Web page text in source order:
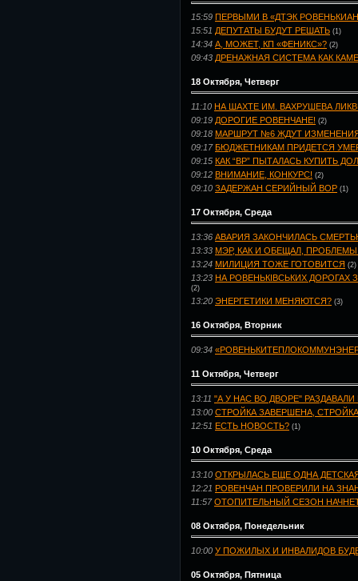
15:59 ПЕРВЫМИ В «ДТЭК
15:51 ДЕПУТАТЫ БУДУТ РЕШАТЬ (1)
14:34 А, МОЖЕТ, КП «ФЕНИКС»? (2)
09:43 ДРЕНАЖНАЯ СИСТЕМА КАК
18 Октября, Четверг
11:10 НА ШАХТЕ ИМ. ВАХРУШЕВА
09:19 ДОРОГИЕ РОВЕНЧАНЕ! (2)
09:18 МАРШРУТ №6 ЖДУТ
09:17 БЮДЖЕТНИКАМ ПРИДЕТСЯ
09:15 КАК “ВР” ПЫТАЛАСЬ КУПИТЬ
09:12 ВНИМАНИЕ, КОНКУРС! (2)
09:10 ЗАДЕРЖАН СЕРИЙНЫЙ ВОР (1)
17 Октября, Среда
13:36 АВАРИЯ ЗАКОНЧИЛАСЬ
13:33 МЭР, КАК И ОБЕЩАЛ,
13:24 МИЛИЦИЯ ТОЖЕ ГОТОВИТСЯ (2)
13:23 НА РОВЕНЬКІВСЬКИХ ДОРОГАХ
(2)
13:20 ЭНЕРГЕТИКИ МЕНЯЮТСЯ? (3)
16 Октября, Вторник
09:34
11 Октября, Четверг
13:11 "А У НАС ВО ДВОРЕ"
13:00 СТРОЙКА ЗАВЕРШЕНА,
12:51 ЕСТЬ НОВОСТЬ? (1)
10 Октября, Среда
13:10 ОТКРЫЛАСЬ ЕЩЕ ОДНА
12:21 РОВЕНЧАН ПРОВЕРИЛИ НА
11:57 ОТОПИТЕЛЬНЫЙ СЕЗОН
08 Октября, Понедельник
10:00 У ПОЖИЛЫХ И ИНВАЛИДОВ
05 Октября, Пятница